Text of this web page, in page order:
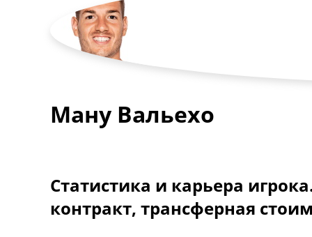
Новости футбола Украины
Последние комментарии
Конкурс прогнозов
Логин
Рейтинги
Турниры
Англия. Премьер Лига
Испания. Ла Лига
Другие Турниры >>>
Ману Вальехо
Статистика и карьера
контракт, трансферная